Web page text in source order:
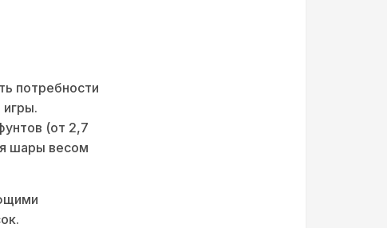
потребности
(от 2,7
шары весом